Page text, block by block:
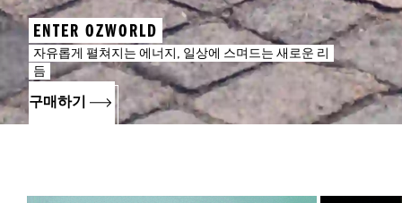
ENTER OZWORLD
자유롭게 펼쳐지는 에너지, 일상에 스며드는 새로운 리
듬
구매하기